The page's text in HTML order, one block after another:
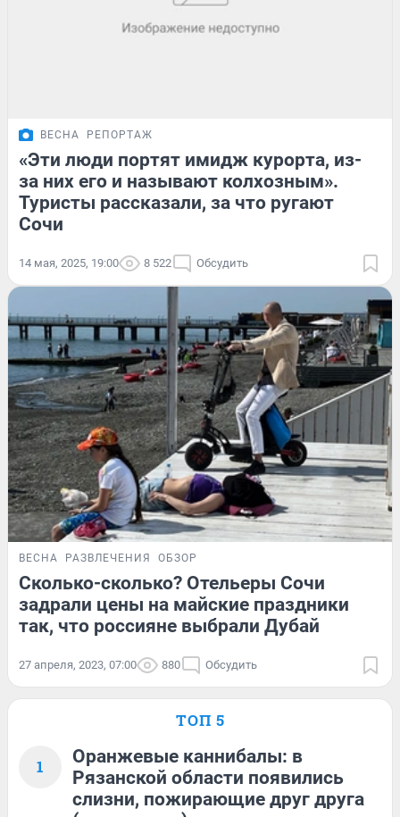
ВЕСНА РЕПОРТАЖ
«Эти люди портят имидж курорта, из-
за них его и называют колхозным».
Туристы рассказали, за что ругают
Сочи
14 мая, 2025, 19:00 8 522 Обсудить
ВЕСНА РАЗВЛЕЧЕНИЯ ОБЗОР
Сколько-сколько? Отельеры Сочи
задрали цены на майские праздники
так, что россияне выбрали Дубай
27 апреля, 2023, 07:00 880 Обсудить
ТОП 5
1
Оранжевые каннибалы: в
Рязанской области появились
слизни, пожирающие друг друга